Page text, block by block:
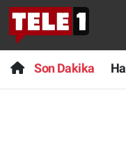
Son Dakika
Anında Manşet
Başka
Son Dakika
Haber
Nöbetçi
Hava Durumu